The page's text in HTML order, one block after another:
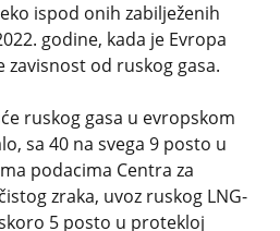
ispod onih zabilježenih
godine, kada je Evropa
zavisnost od ruskog gasa.
ruskog gasa u evropskom
sa 40 na svega 9 posto u
podacima Centra za
zraka, uvoz ruskog LNG-
5 posto u protekloj